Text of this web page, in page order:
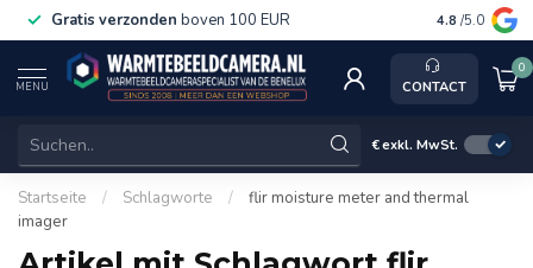
Gratis verzonden boven 100 EUR Service,
4.8 /5.0
MENU CONTACT
0
€exkl. MwSt.
Startseite / Schlagworte /
flir moisture meter and thermal
imager